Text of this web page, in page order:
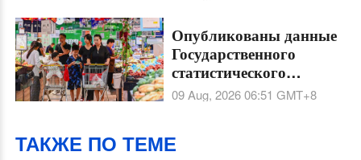
соглашению о
совместной обороне
Опубликованы данные
Государственного
статистического
управления КНР за
09 Aug, 2026 06:51 GMT+8
ТАКЖЕ ПО ТЕМЕ